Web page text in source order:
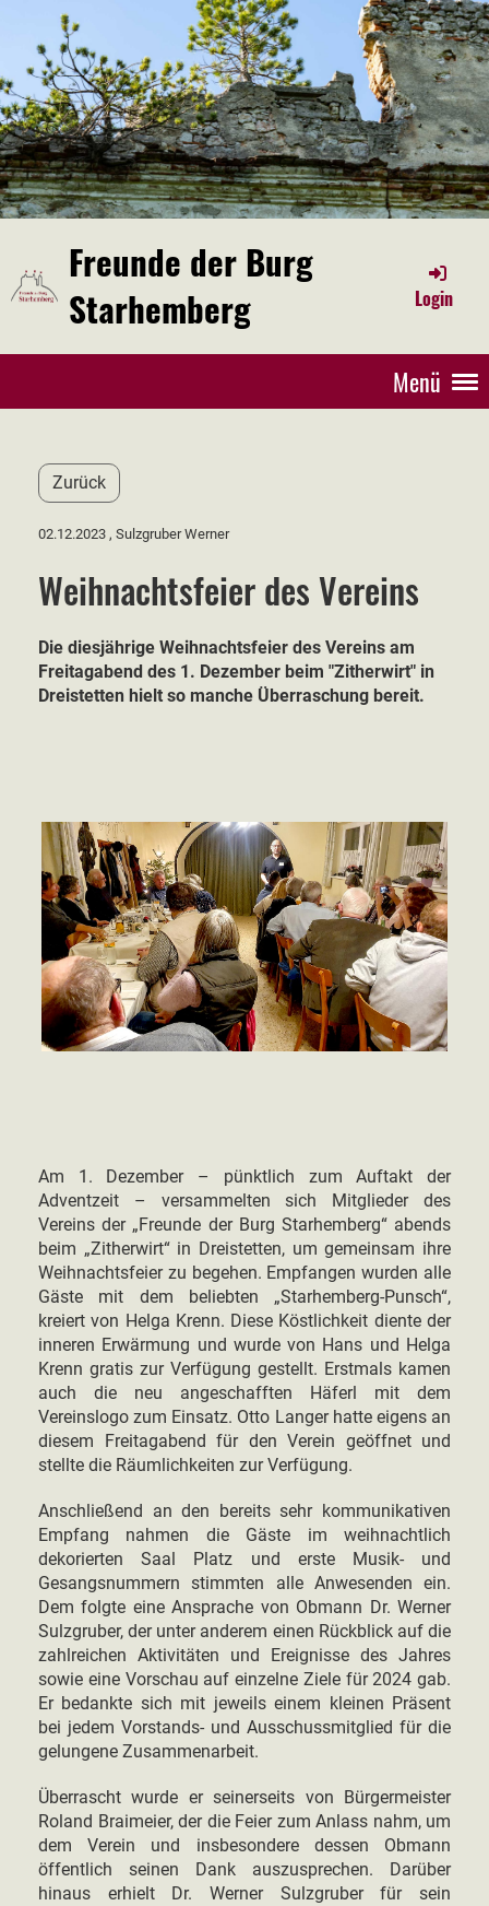
Freunde der Burg
Starhemberg
Login
Menü
Zurück
02.12.2023 , Sulzgruber Werner
Weihnachtsfeier des Vereins
Die diesjährige Weihnachtsfeier des Vereins am
Freitagabend des 1. Dezember beim "Zitherwirt" in
Dreistetten hielt so manche Überraschung bereit.
Am 1. Dezember – pünktlich zum Auftakt der
Adventzeit – versammelten sich Mitglieder des
Vereins der „Freunde der Burg Starhemberg“ abends
beim „Zitherwirt“ in Dreistetten, um gemeinsam ihre
Weihnachtsfeier zu begehen. Empfangen wurden alle
Gäste mit dem beliebten „Starhemberg-Punsch“,
kreiert von Helga Krenn. Diese Köstlichkeit diente der
inneren Erwärmung und wurde von Hans und Helga
Krenn gratis zur Verfügung gestellt. Erstmals kamen
auch die neu angeschafften Häferl mit dem
Vereinslogo zum Einsatz. Otto Langer hatte eigens an
diesem Freitagabend für den Verein geöffnet und
stellte die Räumlichkeiten zur Verfügung.
Anschließend an den bereits sehr kommunikativen
Empfang nahmen die Gäste im weihnachtlich
dekorierten Saal Platz und erste Musik- und
Gesangsnummern stimmten alle Anwesenden ein.
Dem folgte eine Ansprache von Obmann Dr. Werner
Sulzgruber, der unter anderem einen Rückblick auf die
zahlreichen Aktivitäten und Ereignisse des Jahres
sowie eine Vorschau auf einzelne Ziele für 2024 gab.
Er bedankte sich mit jeweils einem kleinen Präsent
bei jedem Vorstands- und Ausschussmitglied für die
gelungene Zusammenarbeit.
Überrascht wurde er seinerseits von Bürgermeister
Roland Braimeier, der die Feier zum Anlass nahm, um
dem Verein und insbesondere dessen Obmann
öffentlich seinen Dank auszusprechen. Darüber
hinaus erhielt Dr. Werner Sulzgruber für sein